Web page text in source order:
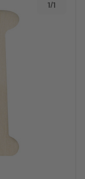
1/1